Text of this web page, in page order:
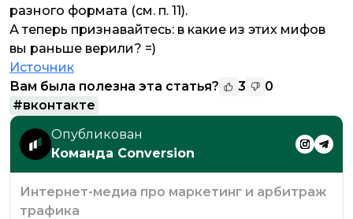
разного формата (см. п. 11).
А теперь признавайтесь: в какие из этих мифов
вы раньше верили? =)
Источник
Вам была полезна эта статья?
3
0
#вконтакте
Опубликован
Команда Conversion
Интернет-медиа про маркетинг и арбитраж
трафика